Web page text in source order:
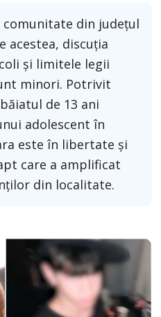
comunitate din județul
acestea, discuția
și limitele legii
minori. Potrivit
de 13 ani
adolescent în
este în libertate și
care a amplificat
din localitate.